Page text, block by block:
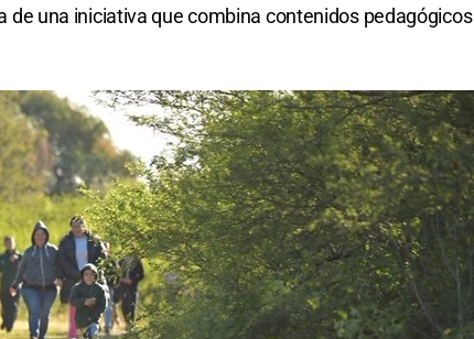
de una iniciativa que combina contenidos pedagógicos